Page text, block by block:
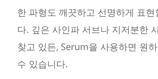
한 파형도 깨끗하고 선명하게 표현
다. 깊은 사인파 서브나 지저분한
찾고 있든, Serum을 사용하면 원
수 있습니다.